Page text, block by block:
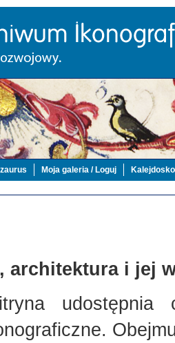
Moja galeria / Loguj
architektura i jej